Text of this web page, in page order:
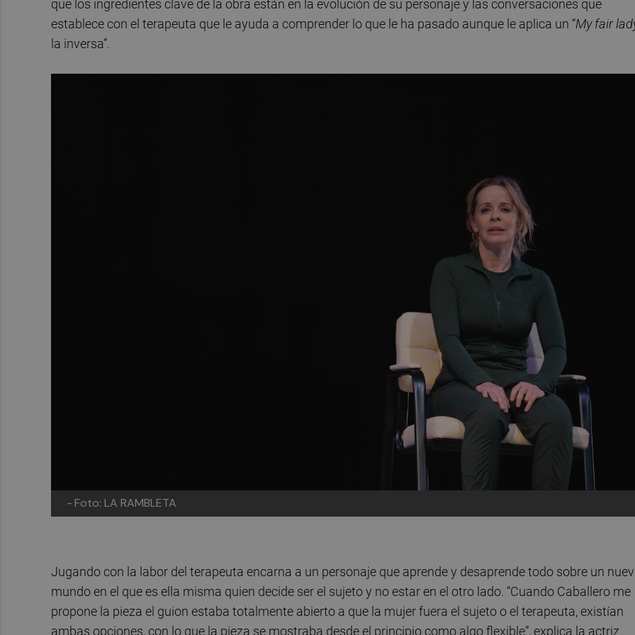
que los ingredientes clave de la obra están en la evolución de su personaje y las conversaciones que
establece con el terapeuta que le ayuda a comprender lo que le ha pasado aunque le aplica un “My fair
la inversa”.
-Foto: LA RAMBLETA
Jugando con la labor del terapeuta encarna a un personaje que aprende y desaprende todo sobre un
mundo en el que es ella misma quien decide ser el sujeto y no estar en el otro lado. “Cuando Caballero me
propone la pieza el guion estaba totalmente abierto a que la mujer fuera el sujeto o el terapeuta, existían
ambas opciones, con lo que la pieza se mostraba desde el principio como algo flexible”, explica la actriz